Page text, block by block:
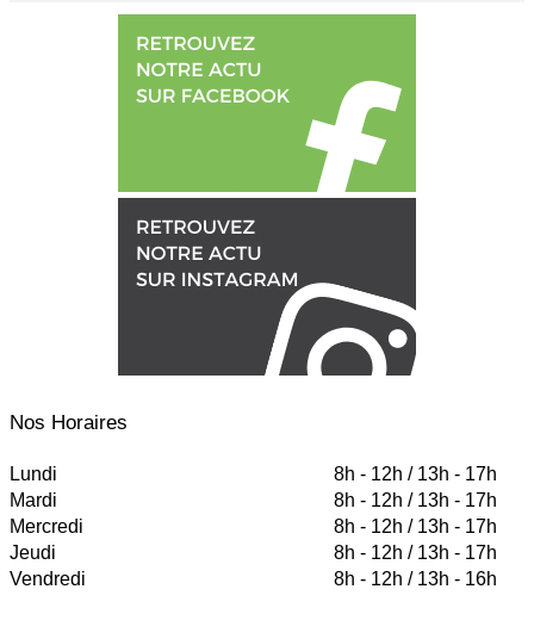
Nos Horaires
Lundi
8h - 12h / 13h - 17h
Mardi
8h - 12h / 13h - 17h
Mercredi
8h - 12h / 13h - 17h
Jeudi
8h - 12h / 13h - 17h
Vendredi
8h - 12h / 13h - 16h